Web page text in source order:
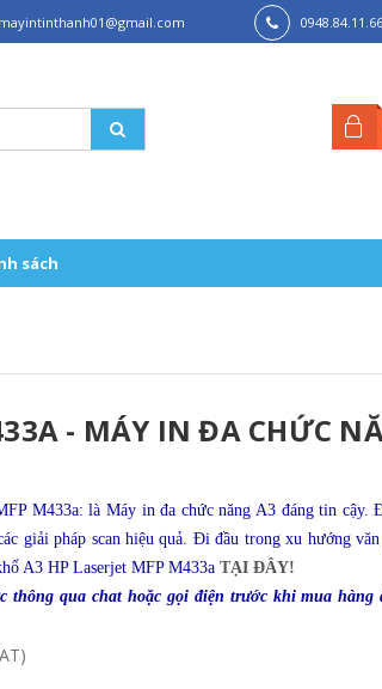
mayintinthanh01@gmail.com
sách
- MÁY IN ĐA CHỨC
M433a: là Máy in đa chức năng A3 đáng tin cậy.
giải pháp scan hiệu quả. Đi đầu trong xu hướng
A3 HP Laserjet MFP M433a TẠI ĐÂY!
thông qua chat hoặc gọi điện trước khi mua hàng